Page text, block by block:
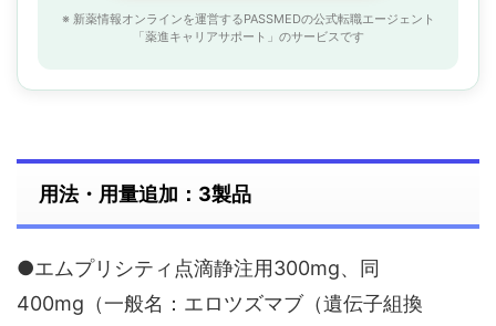
※ 新薬情報オンラインを運営するPASSMEDの公式転職エージェント
「薬進キャリアサポート」のサービスです
用法・用量追加：3製品
●エムプリシティ点滴静注用300mg、同
400mg（一般名：エロツズマブ（遺伝子組換